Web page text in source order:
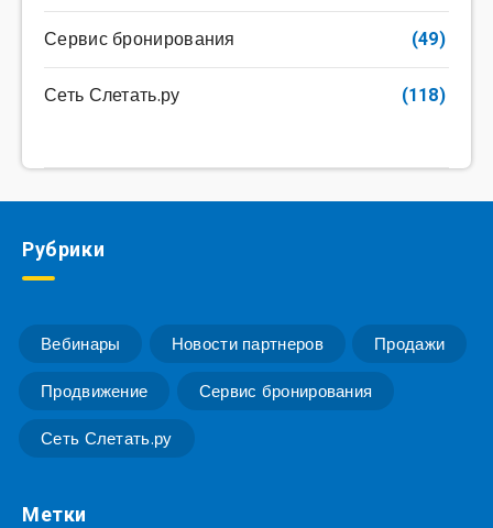
Сервис бронирования (49)
Сеть Слетать.ру (118)
Рубрики
Вебинары Новости партнеров Продажи
Продвижение Сервис бронирования
Сеть Слетать.ру
Метки